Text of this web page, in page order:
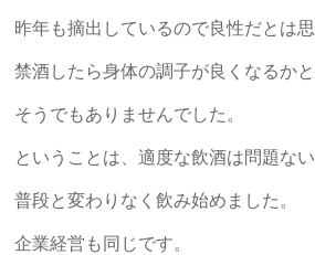
づ
く
事
業
づ
く
昨年も摘出しているので良性だとは
禁酒したら身体の調子が良くなるかと
そうでもありませんでした。
ということは、適度な飲酒は問題ない
普段と変わりなく飲み始めました。
企業経営も同じです。